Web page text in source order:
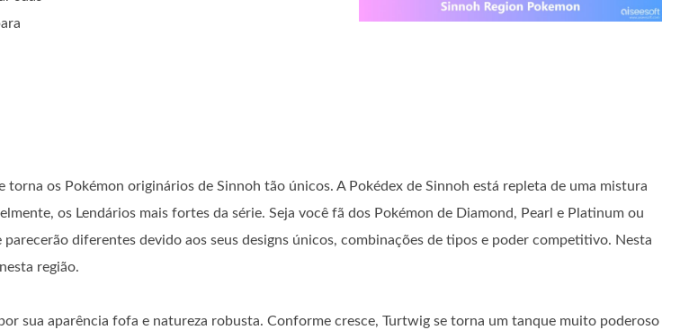
os Pokémon originários de Sinnoh tão únicos. A Pokédex de Sinnoh está repleta de uma mistura
os Lendários mais fortes da série. Seja você fã dos Pokémon de Diamond, Pearl e Platinum ou
diferentes devido aos seus designs únicos, combinações de tipos e poder competitivo. Nesta
região.
sua aparência fofa e natureza robusta. Conforme cresce, Turtwig se torna um tanque muito poderoso